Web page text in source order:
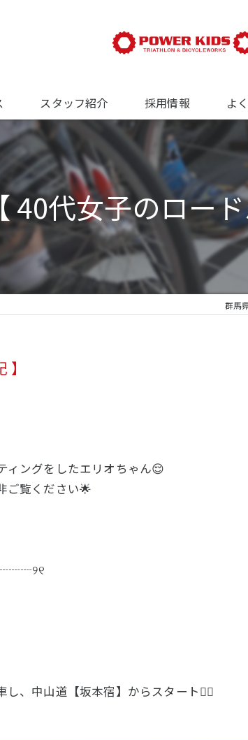
スについて
ールについて
グについて
スタッフ紹介 採用情報 よ
40代女子のロー
群馬
ィングをしたエリオちゃん😌
ご覧ください🌟
、中山道【坂本宿】からスタート🚴‍♀️